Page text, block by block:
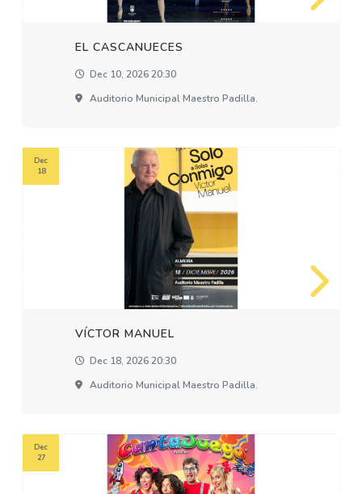
EL CASCANUECES
Dec 10, 2026 20:30
Auditorio Municipal Maestro Padilla.
VÍCTOR MANUEL
Dec 18, 2026 20:30
Auditorio Municipal Maestro Padilla.
Dec
18
Dec
27